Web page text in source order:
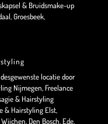
& Bruidsmake-up
Groesbeek,
locatie door
Nijmegen, Freelance
& Hairstyling
& Hairstyling Elst,
Den Bosch, Ede,